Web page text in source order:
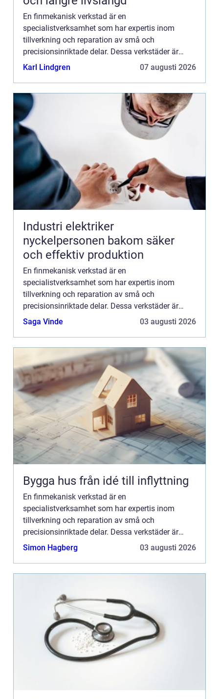
En finmekanisk verkstad är en
specialistverksamhet som har expertis inom
tillverkning och reparation av små och
precisionsinriktade delar. Dessa verkstäder är
avgörande för att möta behoven hos
Karl Lindgren 07 augusti 2026
Industri elektriker
nyckelpersonen bakom säker
och effektiv produktion
En finmekanisk verkstad är en
specialistverksamhet som har expertis inom
tillverkning och reparation av små och
precisionsinriktade delar. Dessa verkstäder är
avgörande för att möta behoven hos
Saga Vinde 03 augusti 2026
Bygga hus från idé till inflyttning
En finmekanisk verkstad är en
specialistverksamhet som har expertis inom
tillverkning och reparation av små och
precisionsinriktade delar. Dessa verkstäder är
avgörande för att möta behoven hos
Simon Hagberg 03 augusti 2026